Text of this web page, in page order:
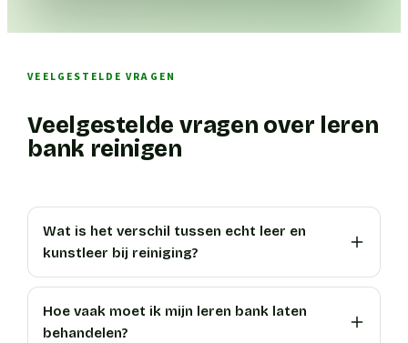
VEELGESTELDE VRAGEN
Veelgestelde vragen over leren
bank reinigen
Wat is het verschil tussen echt leer en
kunstleer bij reiniging?
Hoe vaak moet ik mijn leren bank laten
behandelen?